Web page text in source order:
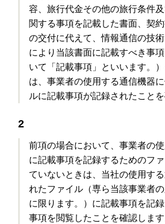
容、旅行代金その他の旅行条件
関する事項を記載した書面、契
の交付に代えて、情報通信の技
により当該書面に記載すべき事
いて「記載事項」といいます。
は、事業者の使用する通信機器
ルに記載事項が記録されたことを
2
前項の場合において、事業者の
に記載事項を記録するためのフ
ていないときは、当社の使用す
れたファイル（専ら当該事業者
に限ります。）に記載事項を記
事項を閲覧したことを確認します